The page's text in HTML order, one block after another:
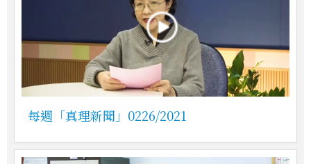
每週「真理新聞」0226/2021